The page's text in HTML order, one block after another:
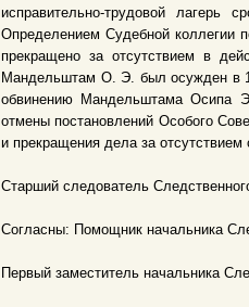
исправительно-трудовой
Определением Судебной коллегии
прекращено за отсутствием в
Мандельштам О. Э. был осужден в
обвинению Мандельштама Осипа
отмены постановлений Особого
и прекращения дела за отсутствием
Старший следователь
Согласны: Помощник начальника
Первый заместитель начальника